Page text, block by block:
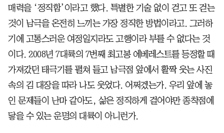
매력을 ‘정직함’이라고 했다. 특별한 기술 없이 걷고 또 걷는
것이 남극을 온전히 느끼는 가장 정직한 방법이라고. 그러하
기에 고통스러운 여정일지라도 고행이라 부를 수 없다는 것
이다. 2008년 7대륙의 7번째 최고봉 에베레스트를 등정할 때
가져갔던 태극기를 펼쳐 들고 남극점 앞에서 활짝 웃는 사진
속의 김 대장을 따라 나도 웃었다. 어쩌겠는가. 우리 앞에 놓
인 문제들이 난마 같아도, 삶은 정직하게 걸어야만 종착점에
닿을 수 있는 운명의 대륙이 아니런가.